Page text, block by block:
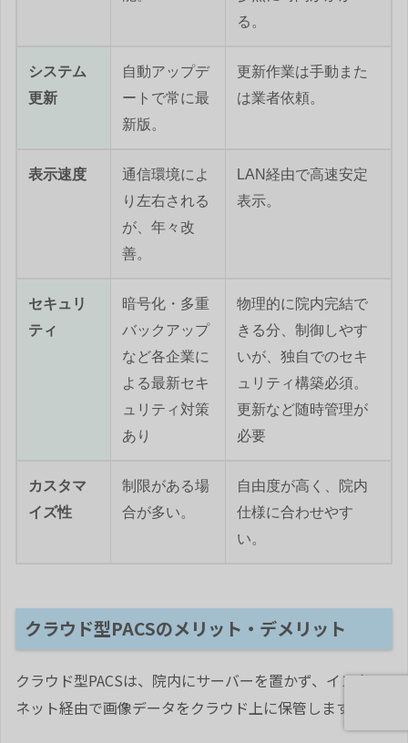
る。
システム
更新
自動アップデ
ートで常に最
新版。
更新作業は手動また
は業者依頼。
表示速度
通信環境によ
り左右される
が、年々改
善。
LAN経由で高速安定
表示。
セキュリ
ティ
暗号化・多重
バックアップ
など各企業に
よる最新セキ
ュリティ対策
あり
物理的に院内完結で
きる分、制御しやす
いが、独自でのセキ
ュリティ構築必須。
更新など随時管理が
必要
カスタマ
イズ性
制限がある場
合が多い。
自由度が高く、院内
仕様に合わせやす
い。
クラウド型PACSのメリット・デメリット
クラウド型PACSは、院内にサーバーを置かず、インター
ネット経由で画像データをクラウド上に保管します。